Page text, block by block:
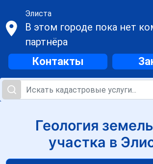
Элиста
В этом городе пока нет
партнёра
Контакты
Геология
участка в